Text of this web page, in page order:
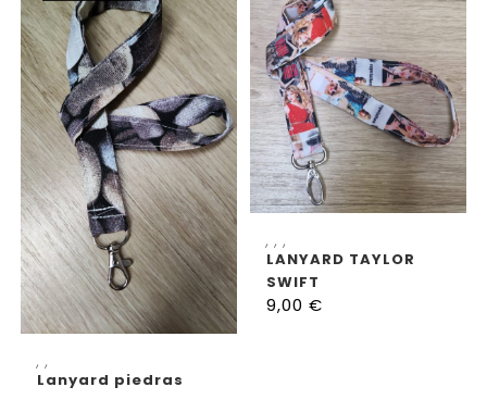
, ,
Lanyard piedras
,,,
LANYARD TAYLOR
SWIFT
9,00€